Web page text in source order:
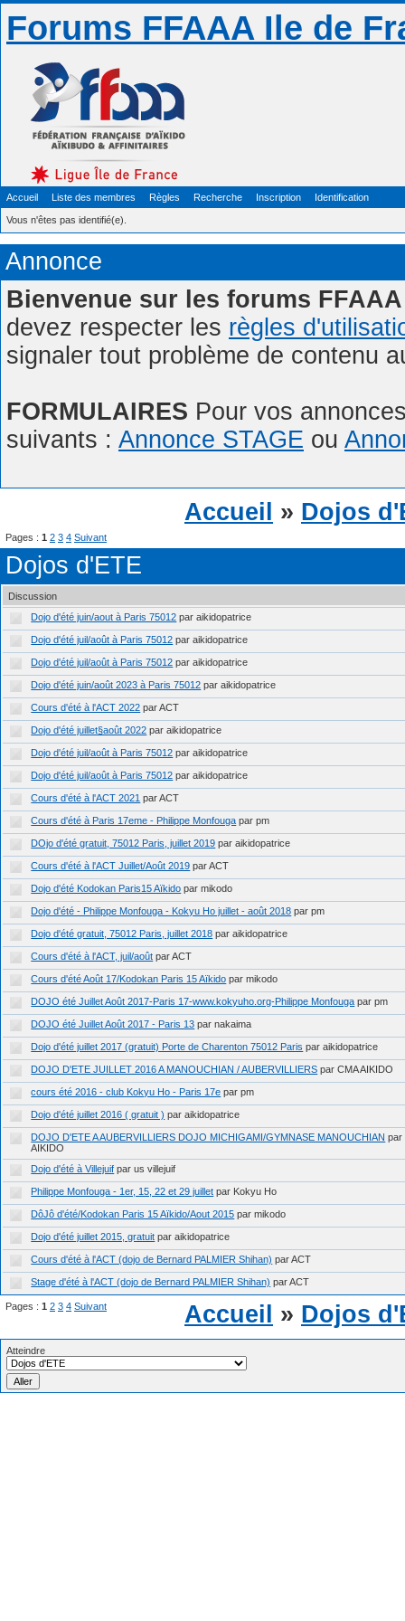
Forums FFAAA Ile de
Accueil Liste des membres Règles Recherche Inscription Identification
Vous n'êtes pas identifié(e).
Annonce
Bienvenue sur les forums FFAAA
devez respecter les règles
signaler tout problème de contenu
FORMULAIRES Pour vos
suivants : Annonce STAGE ou
Accueil » Dojos
Pages : 1 2 3 4 Suivant
Dojos d'ETE
Discussion
Dojo d'été juin/aout à Paris 75012 par aikidopatrice
Dojo d'été juil/août à Paris 75012 par aikidopatrice
Dojo d'été juil/août à Paris 75012 par aikidopatrice
Dojo d'été juin/août 2023 à Paris 75012 par aikidopatrice
Cours d'été à l'ACT 2022 par ACT
Dojo d'été juillet§août 2022 par aikidopatrice
Dojo d'été juil/août à Paris 75012 par aikidopatrice
Dojo d'été juil/août à Paris 75012 par aikidopatrice
Cours d'été à l'ACT 2021 par ACT
Cours d'été à Paris 17eme - Philippe Monfouga par pm
DOjo d'été gratuit, 75012 Paris, juillet 2019 par aikidopatrice
Cours d'été à l'ACT Juillet/Août 2019 par ACT
Dojo d'été Kodokan Paris15 Aïkido par mikodo
Dojo d'été - Philippe Monfouga - Kokyu Ho juillet - août 2018 par pm
Dojo d'été gratuit, 75012 Paris, juillet 2018 par aikidopatrice
Cours d'été à l'ACT, juil/août par ACT
Cours d'été Août 17/Kodokan Paris 15 Aïkido par mikodo
DOJO été Juillet Août 2017-Paris 17-www.kokyuho.org-Philippe Monfouga par pm
DOJO été Juillet Août 2017 - Paris 13 par nakaima
Dojo d'été juillet 2017 (gratuit) Porte de Charenton 75012 Paris par aikidopatrice
DOJO D'ETE JUILLET 2016 A MANOUCHIAN / AUBERVILLIERS par CMA AIKIDO
cours été 2016 - club Kokyu Ho - Paris 17e par pm
Dojo d'été juillet 2016 ( gratuit ) par aikidopatrice
DOJO D'ETE A AUBERVILLIERS DOJO MICHIGAMI/GYMNASE MANOUCHIAN par
AIKIDO
Dojo d'été à Villejuif par us villejuif
Philippe Monfouga - 1er, 15, 22 et 29 juillet par Kokyu Ho
DôJô d'été/Kodokan Paris 15 Aïkido/Aout 2015 par mikodo
Dojo d'été juillet 2015, gratuit par aikidopatrice
Cours d'été à l'ACT (dojo de Bernard PALMIER Shihan) par ACT
Stage d'été à l'ACT (dojo de Bernard PALMIER Shihan) par ACT
Pages : 1 2 3 4 Suivant Accueil » Dojos
Atteindre